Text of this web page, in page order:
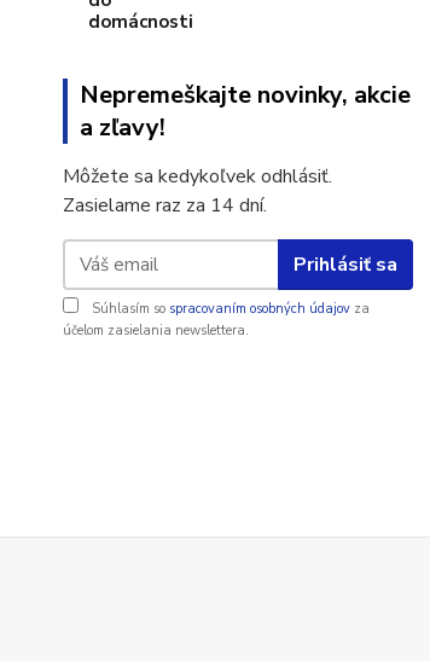
Nepremeškajte novinky, akcie
a zľavy!
Môžete sa kedykoľvek odhlásiť.
Zasielame raz za 14 dní.
Prihlásiť sa
Súhlasím so spracovaním osobných údajov za
účelom zasielania newslettera.